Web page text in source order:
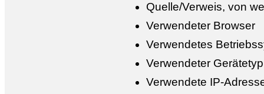
Quelle/Verweis, von
Verwendeter Browser
Verwendetes
Verwendeter Gerätetyp
Verwendete IP-